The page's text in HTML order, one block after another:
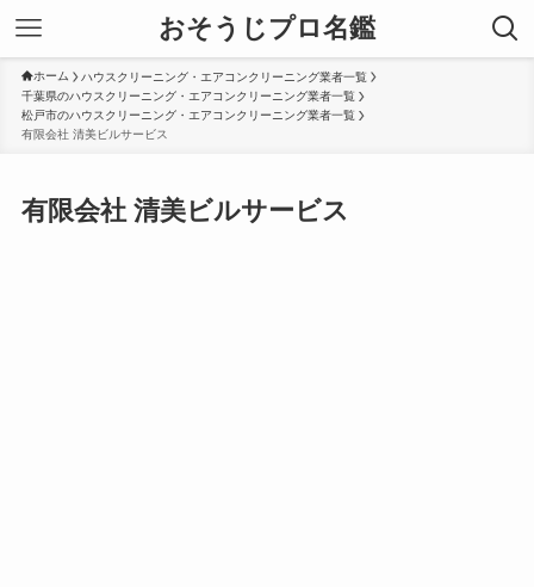
おそうじプロ名鑑
ホーム
ハウスクリーニング・エアコンクリーニング業者一覧
千葉県のハウスクリーニング・エアコンクリーニング業者一覧
松戸市のハウスクリーニング・エアコンクリーニング業者一覧
有限会社 清美ビルサービス
有限会社 清美ビルサービス